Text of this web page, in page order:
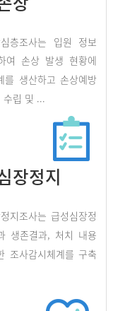
심층조사는 입원 정보
여 손상 발생 현황에
를 생산하고 손상예방
수립 및 ...
장정지
지조사는 급성심장정
생존결과, 처치 내용
조사감시체계를 구축